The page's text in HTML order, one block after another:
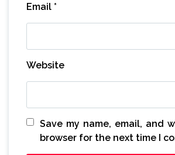
Email *
Website
Save my name, email, and
browser for the next time I